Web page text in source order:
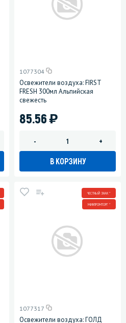
1077304
Освежители воздуха: FIRST
FRESH 300мл Альпийская
свежесть
85.56)
- +
В КОРЗИНУ
ЧЕСТНЫЙ ЗНАК *
МИНПРОМТОРГ *
1077317
Освежители воздуха: ГОЛД